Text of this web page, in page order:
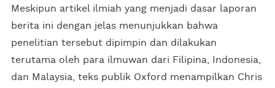
Meskipun artikel ilmiah yang menjadi dasar laporan
berita ini dengan jelas menunjukkan bahwa
penelitian tersebut dipimpin dan dilakukan
terutama oleh para ilmuwan dari Filipina, Indonesia,
dan Malaysia, teks publik Oxford menampilkan Chris